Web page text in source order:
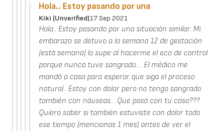
Hola.. Estoy pasando por una
Kiki (unverified)17 Sep 2021
Hola.. Estoy pasando por una situación similar. Mi
embarazo se detuvo a la semana 12 de gestación
(está semana) lo supe al hacerme el eco de control
porque nunca tuve sangrado.... El médico me
mandó a casa para esperar que siga el proceso
natural.. Estoy con dolor pero no tengo sangrado
también con náuseas... Que pasó con tu caso???
Quiero saber si también estuviste con dolor todo
ese tiempo (mencionas 1 mes) antes de ver el